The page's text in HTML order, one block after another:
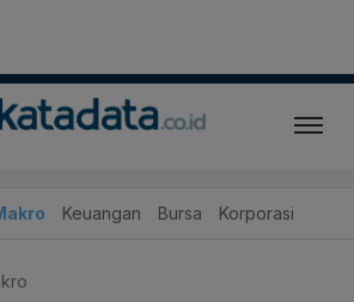
Keuangan Bursa Korporasi